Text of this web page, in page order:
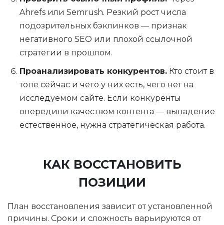
Ahrefs или Semrush. Резкий рост числа
подозрительных бэклинков — признак
негативного SEO или плохой ссылочной
стратегии в прошлом.
Проанализировать конкурентов. Кто стоит в
топе сейчас и чего у них есть, чего нет на
исследуемом сайте. Если конкуренты
опередили качеством контента — выпадение
естественное, нужна стратегическая работа.
КАК ВОССТАНОВИТЬ
ПОЗИЦИИ
План восстановления зависит от установленной
причины. Сроки и сложность варьируются от